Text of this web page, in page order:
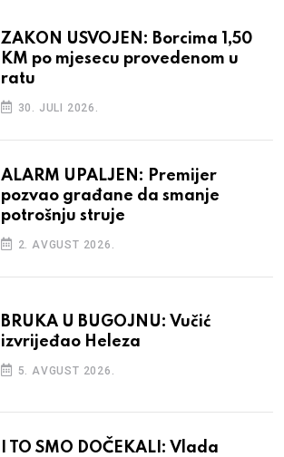
ZAKON USVOJEN: Borcima 1,50
KM po mjesecu provedenom u
ratu
30. JULI 2026.
ALARM UPALJEN: Premijer
pozvao građane da smanje
potrošnju struje
2. AVGUST 2026.
BRUKA U BUGOJNU: Vučić
izvrijeđao Heleza
5. AVGUST 2026.
I TO SMO DOČEKALI: Vlada